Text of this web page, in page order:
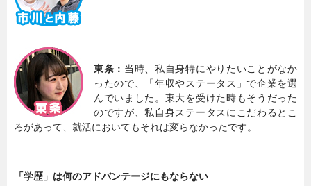
東条： 当時、私自身特にやりたいことがなか
ったので、「年収やステータス」で企業を選
んでいました。東大を受けた時もそうだった
のですが、私自身ステータスにこだわるとこ
ろがあって、就活においてもそれは変らなかったです。
「学歴」は何のアドバンテージにもならない